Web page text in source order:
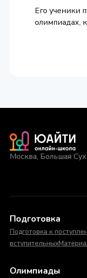
Его ученики
олимпиадах,
Москва, Большая
Подготовка
Подготовка к
вступительных
Олимпиады